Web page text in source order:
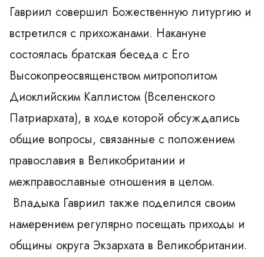
Гавриил совершил Божественную литургию и
встретился с прихожанами. Накануне
состоялась братская беседа с Его
Высокопреосвященством митрополитом
Диоклийским Каллистом (Вселенского
Патриархата), в ходе которой обсуждались
общие вопросы, связанные с положением
православия в Великобритании и
межправославные отношения в целом.
Владыка Гавриил также поделился своим
намерением регулярно посещать приходы и
общины округа Экзархата в Великобритании.